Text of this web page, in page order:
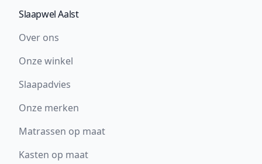
Slaapwel Aalst
Over ons
Onze winkel
Slaapadvies
Onze merken
Matrassen op maat
Kasten op maat